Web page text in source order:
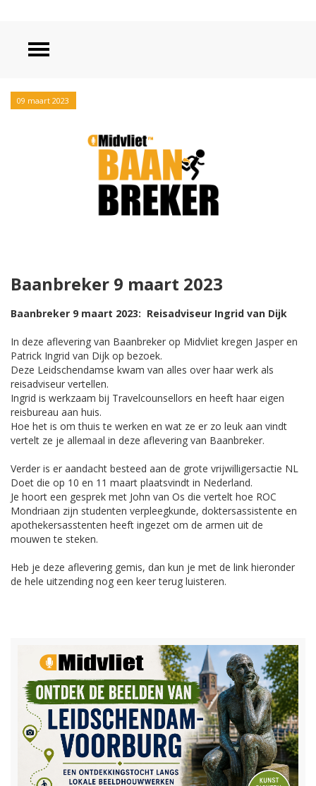
09 maart 2023
Baanbreker 9 maart 2023
Baanbreker 9 maart 2023: Reisadviseur Ingrid van Dijk
In deze aflevering van Baanbreker op Midvliet kregen Jasper en
Patrick Ingrid van Dijk op bezoek.
Deze Leidschendamse kwam van alles over haar werk als
reisadviseur vertellen.
Ingrid is werkzaam bij Travelcounsellors en heeft haar eigen
reisbureau aan huis.
Hoe het is om thuis te werken en wat ze er zo leuk aan vindt
vertelt ze je allemaal in deze aflevering van Baanbreker.
Verder is er aandacht besteed aan de grote vrijwilligersactie NL
Doet die op 10 en 11 maart plaatsvindt in Nederland.
Je hoort een gesprek met John van Os die vertelt hoe ROC
Mondriaan zijn studenten verpleegkunde, doktersassistente en
apothekersasstenten heeft ingezet om de armen uit de
mouwen te steken.
Heb je deze aflevering gemis, dan kun je met de link hieronder
de hele uitzending nog een keer terug luisteren.